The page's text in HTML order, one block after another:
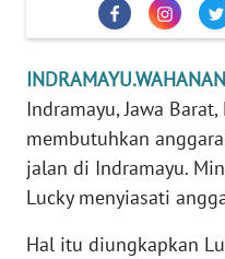
Indramayu, Jawa
membutuhkan
jalan di Indramayu.
Lucky menyiasati
Hal itu diungkapkan
KARIR
DISCLAIMER
Wahana
Regional